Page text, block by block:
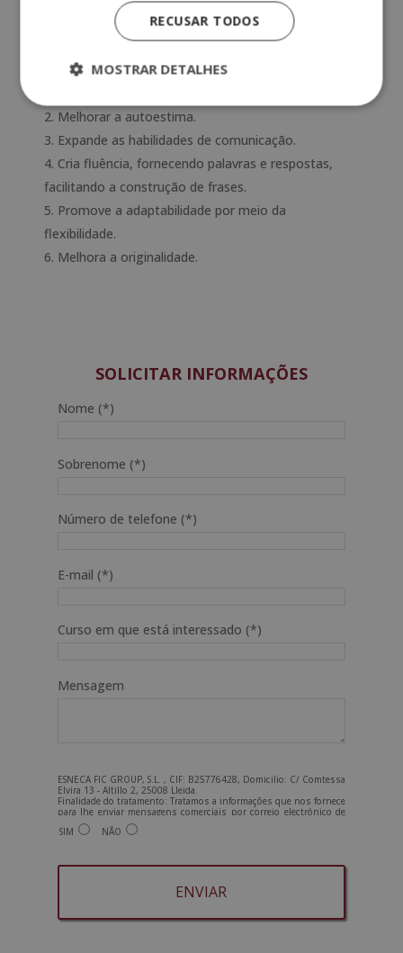
Quais são as vantagens dessas
atividades?
Melhorar a autoestima.
Expande as habilidades de comunicação.
Cria fluência, fornecendo palavras e respostas,
facilitando a construção de frases.
Promove a adaptabilidade por meio da
flexibilidade.
Melhora a originalidade.
SOLICITAR INFORMAÇÕES
Nome (*)
Sobrenome (*)
Número de telefone (*)
E-mail (*)
Curso em que está interessado (*)
Mensagem
ESNECA FIC GROUP, S.L. , CIF: B25776428, Domicilio: C/ Comtessa
Elvira 13 - Altillo 2, 25008 Lleida.
Finalidade do tratamento: Tratamos a informações que nos fornece
para lhe enviar mensagens comerciais por correio electrónico de
tipo comercial relacionadas com os produtos oferecidos e outros
produtos que possam ser do seu interesse. Legitimação do
nos para o endereço admin@grupoesneca.com.
Deseja receber informação comercial (por telefone e/ou correio
SIM NÃO
RECUSAR TODOS
MOSTRAR DETALHES